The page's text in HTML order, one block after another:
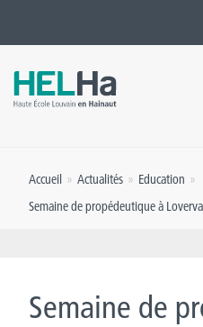
Accueil » Actualités » Education »
Semaine de propédeutique à
Semaine de